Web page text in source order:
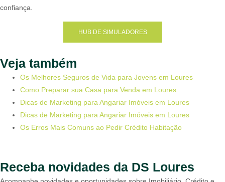
confiança.
HUB DE SIMULADORES
Veja também
Os Melhores Seguros de Vida para Jovens em Loures
Como Preparar sua Casa para Venda em Loures
Dicas de Marketing para Angariar Imóveis em Loures
Dicas de Marketing para Angariar Imóveis em Loures
Os Erros Mais Comuns ao Pedir Crédito Habitação
Receba novidades da DS Loures